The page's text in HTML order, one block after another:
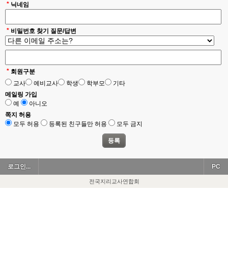
* 닉네임
* 비밀번호 찾기 질문/답변
* 회원구분
교사
예비교사 학생 학부모
기타
메일링 가입
예
아니오
쪽지 허용
모두 허용
등록된 친구들만 허용 모두 금지
로그인... PC
전국지리교사연합회